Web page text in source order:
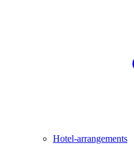
Hotel-arrangements